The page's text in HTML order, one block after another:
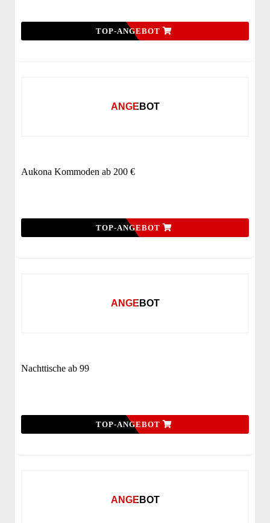
TOP-ANGEBOT
ANGEBOT
Aukona Kommoden ab 200 €
TOP-ANGEBOT
ANGEBOT
Nachttische ab 99
TOP-ANGEBOT
ANGEBOT